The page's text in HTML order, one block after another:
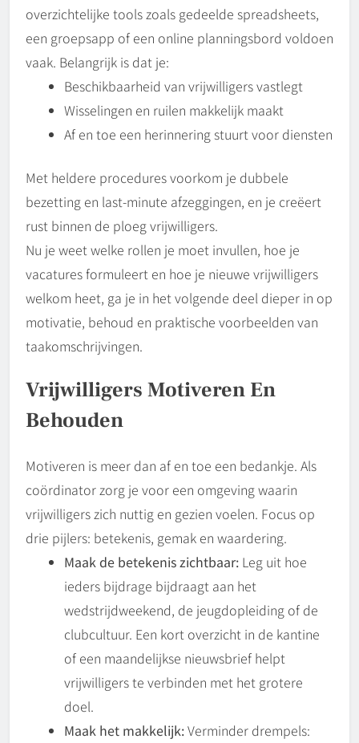
overzichtelijke tools zoals gedeelde spreadsheets,
een groepsapp of een online planningsbord voldoen
vaak. Belangrijk is dat je:
Beschikbaarheid van vrijwilligers vastlegt
Wisselingen en ruilen makkelijk maakt
Af en toe een herinnering stuurt voor diensten
Met heldere procedures voorkom je dubbele
bezetting en last-minute afzeggingen, en je creëert
rust binnen de ploeg vrijwilligers.
Nu je weet welke rollen je moet invullen, hoe je
vacatures formuleert en hoe je nieuwe vrijwilligers
welkom heet, ga je in het volgende deel dieper in op
motivatie, behoud en praktische voorbeelden van
taakomschrijvingen.
Vrijwilligers Motiveren En
Behouden
Motiveren is meer dan af en toe een bedankje. Als
coördinator zorg je voor een omgeving waarin
vrijwilligers zich nuttig en gezien voelen. Focus op
drie pijlers: betekenis, gemak en waardering.
Maak de betekenis zichtbaar: Leg uit hoe
ieders bijdrage bijdraagt aan het
wedstrijdweekend, de jeugdopleiding of de
clubcultuur. Een kort overzicht in de kantine
of een maandelijkse nieuwsbrief helpt
vrijwilligers te verbinden met het grotere
doel.
Maak het makkelijk:Verminder drempels: